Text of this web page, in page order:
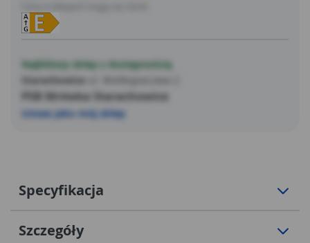
Najbliższy sklep z dostępnością
Starachowice
PSB Mrówka Starachowice
Ustaw jako mój sklep
Specyfikacja
Szczegóły